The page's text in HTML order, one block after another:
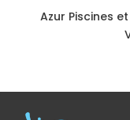
Azur Piscines